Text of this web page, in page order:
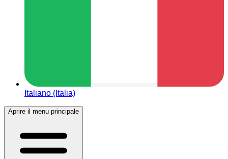
Italiano (Italia)
Aprire il menu principale